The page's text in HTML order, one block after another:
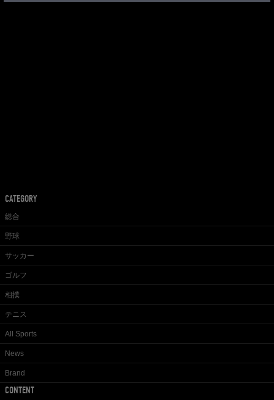
CATEGORY
総合
野球
サッカー
ゴルフ
相撲
テニス
All Sports
News
Brand
CONTENT